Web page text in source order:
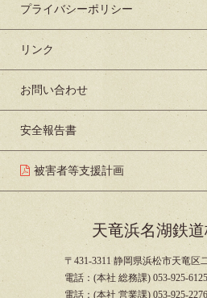
プライバシーポリシー
リンク
お問い合わせ
安全報告書
被害者等支援計画
天竜浜名湖鉄
〒431-3311 静岡県浜松市天竜区
電話：(本社 総務課) 053-925-
電話：(本社 営業課) 053-925-